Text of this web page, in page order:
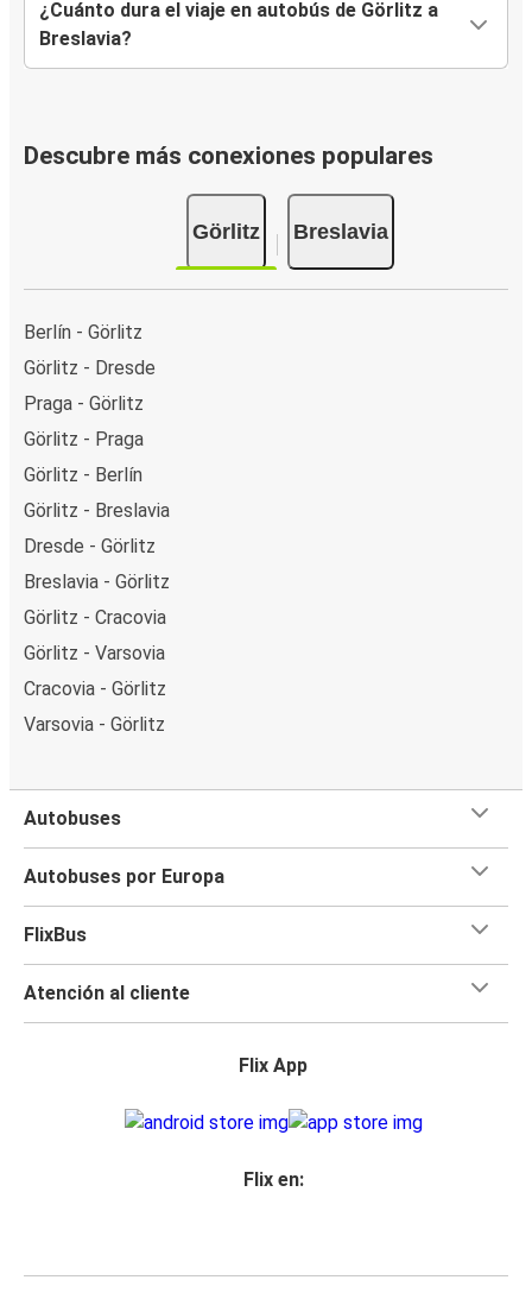
¿Cuánto dura el viaje en autobús de Görlitz a
Breslavia?
Descubre más conexiones populares
Görlitz Breslavia
Berlín - Görlitz
Görlitz - Dresde
Praga - Görlitz
Görlitz - Praga
Görlitz - Berlín
Görlitz - Breslavia
Dresde - Görlitz
Breslavia - Görlitz
Görlitz - Cracovia
Görlitz - Varsovia
Cracovia - Görlitz
Varsovia - Görlitz
Autobuses
Autobuses por Europa
FlixBus
Atención al cliente
Flix App
Flix en: